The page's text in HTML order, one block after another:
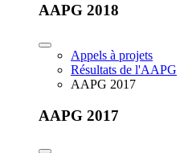
AAPG 2018
Appels à projets
Résultats de l'AAPG
AAPG 2017
AAPG 2017